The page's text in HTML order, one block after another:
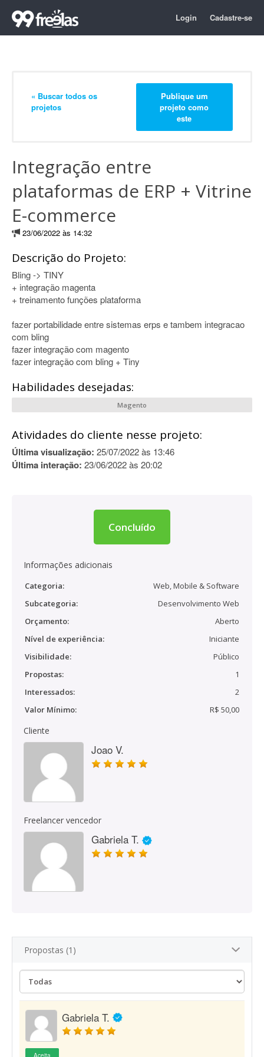
Login Cadastre-se
« Buscar todos os
projetos
Publique um
projeto como
este
Integração entre
plataformas de ERP + Vitrine
E-commerce
23/06/2022 às 14:32
Descrição do Projeto:
Bling -> TINY
+ integração magenta
+ treinamento funções plataforma
fazer portabilidade entre sistemas erps e tambem integracao
com bling
fazer integração com magento
fazer integração com bling + Tiny
Habilidades desejadas:
Magento
Atividades do cliente nesse projeto:
Última visualização: 25/07/2022 às 13:46
Última interação: 23/06/2022 às 20:02
Concluído
Informações adicionais
Categoria:
Web, Mobile & Software
Subcategoria:
Desenvolvimento Web
Orçamento:
Aberto
Nível de experiência:
Iniciante
Visibilidade:
Público
Propostas:
1
Interessados:
2
Valor Mínimo:
R$ 50,00
Cliente
Joao V.
Freelancer vencedor
Gabriela T.
Propostas (1)
Gabriela T.
Aceita